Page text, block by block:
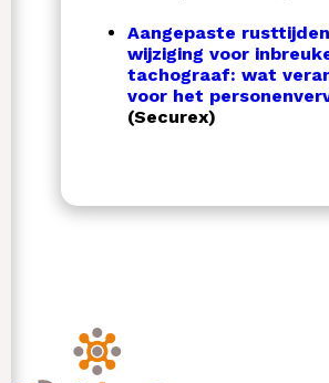
Aangepaste
wijziging voor
tachograaf: wat
voor het
(Securex)